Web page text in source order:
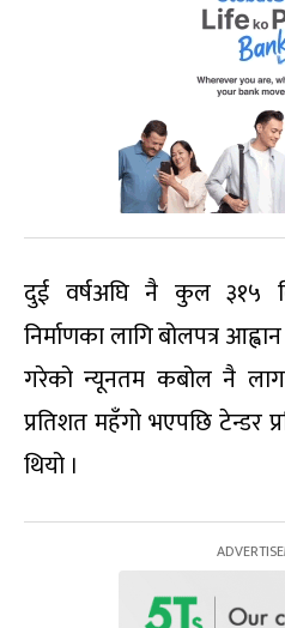
दुई वर्षअघि नै कुल ३१५
निर्माणका लागि बोलपत्र
गरेको न्यूनतम कबोल नै
प्रतिशत महँगो भएपछि टेन्डर
थियो ।